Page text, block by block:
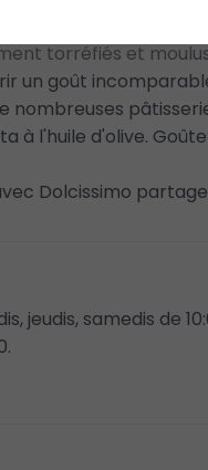
choix de cafés
torréfiés et
un goût
nombreuses
à l'huile d'olive.
Dolcissimo
jeudis, samedis de